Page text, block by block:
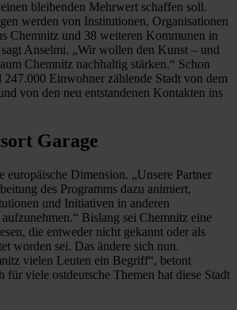
bleibenden Mehrwert schaffen soll.
werden von Institutionen, Organisationen
Chemnitz und 38 weiteren Kommunen in
Anselmi. „Wir wollen den Kunst – und
Chemnitz nachhaltig stärken.“ Schon
Einwohner zählende Stadt von dem
von den neu entstandenen Kontakten ins
Garage
europä­ische ­Dimension. „Unsere Partner
des Programms dazu animiert,
und Initiativen in anderen
Bislang sei Chemnitz eine
die entweder nicht gekannt oder als
worden sei. Das ändere sich nun.
vielen Leuten ein Begriff“, betont
für viele ostdeutsche Themen hat diese Stadt